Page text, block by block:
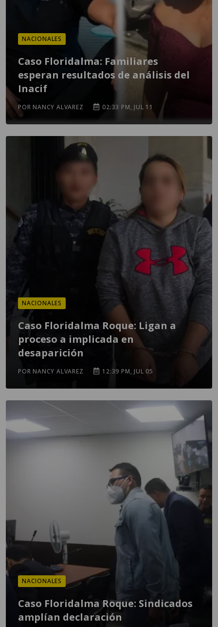
NACIONALES
Caso Floridalma: Familiares
esperan resultados de análisis del
Inacif
POR NANCY ALVAREZ 02:33 PM, JUL 11
NACIONALES
Caso Floridalma Roque: Ligan a
proceso a implicada en
desaparición
POR NANCY ALVAREZ 12:39 PM, JUL 05
NACIONALES
Caso Floridalma Roque: Sindicados
amplían declaración